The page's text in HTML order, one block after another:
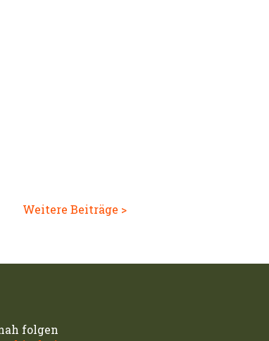
Weitere Beiträge >
folgen